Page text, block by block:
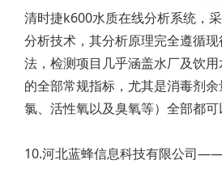
清时捷k600水质在线分析系统，
分析技术，其分析原理完全遵循
法，检测项目几乎涵盖水厂及饮
的全部常规指标，尤其是消毒剂
氯、活性氧以及臭氧等）全部都可
10.河北蓝蜂信息科技有限公司